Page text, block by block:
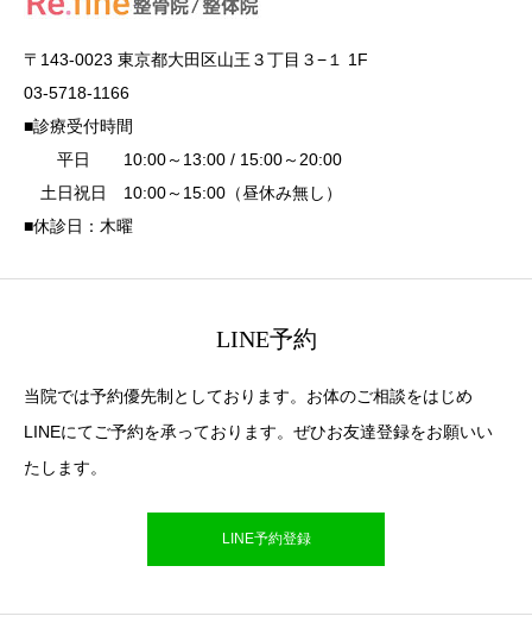
〒143-0023 東京都大田区山王３丁目３−１ 1F
03-5718-1166
■診療受付時間
平日 10:00～13:00 / 15:00～20:00
土日祝日 10:00～15:00（昼休み無し）
■休診日：木曜
LINE予約
当院では予約優先制としております。お体のご相談をはじめ
LINEにてご予約を承っております。ぜひお友達登録をお願いい
たします。
LINE予約登録